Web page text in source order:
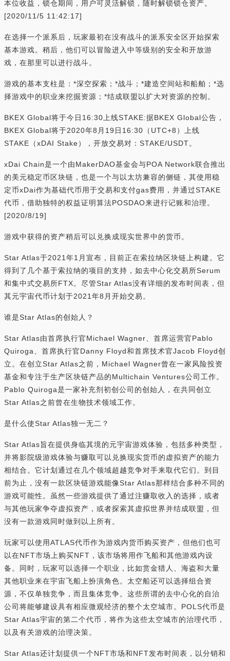
本位收益，锁仓期间，用户可灵活解锁，随时解锁锁仓资产。
[2020/11/5 11:42:17]
在选择一个派系后，玩家最初在没有战斗的派系安全区开始探索
基本游戏。稍后，他们可以冒险进入中等级别的安全和开放游
戏，在那里可以进行战斗。
游戏的基本支柱是：*深空探索；*战斗；*建造空间站和船舶；*选
择游戏中的职业来挖掘资源；*结成联盟以扩大对资源的控制。
BKEX Global将于今日16:30上线STAKE:据BKEX Global公告，
BKEX Global将于2020年8月19日16:30（UTC+8）上线
STAKE（xDAI Stake），开放交易对：STAKE/USDT。
xDai Chain是一个由MakerDAO基金会与POA Network联合推出
的美元稳定币区块链，也是一个与以太坊兼容的侧链，其使用稳
定币xDai作为基础代币用于交易和支付gas费用，并通过STAKE
代币，借助独特的权益证明算法POSDAO来进行记账和治理。
[2020/8/19]
游戏中获得的资产稍后可以兑换成现实世界中的货币。
Star Atlas于2021年1月宣布，目前正在索拉纳区块链上构建。它
得到了几个基于索拉纳的项目的支持，如去中心化交易所Serum
和集中式交易所FTX。尽管Star Atlas没有详细的发布时间表，但
其元宇宙代币计划于2021年8月开始交易。
谁是Star Atlas的创始人？
Star Atlas由首席执行官Michael Wagner、首席运营官Pablo
Quiroga、首席执行官Danny Floyd和首席技术官Jacob Floyd创
立。在创立Star Atlas之前，Michael Wagner曾在一家风险投资
基金和专注于生产区块链产品的Multichain Ventures公司工作。
Pablo Quiroga是一家补充剂初创公司的创始人，在共同创立
Star Atlas之前曾在生物技术领域工作。
是什么使Star Atlas独一无二？
Star Atlas旨在提供身临其境的元宇宙游戏体验，包括多种类型，
并将影院级游戏体验与赚取可以兑换现实货币的虚拟资产的能力
相结合。它计划通过在几个领域超越竞争对手来取代它们。到目
前为止，没有一款区块链游戏能像Star Atlas那样结合多种不同的
游戏可能性。虽然一些游戏提供了通过注赚取收入的选择，或者
与其他玩家争夺虚拟资产，或者探索其虚拟世界并结成联盟，但
没有一款游戏同时做到以上所有。
玩家可以使用ATLAS代币作为游戏内货币购买资产，但他们也可
以在NFT市场上购买NFT，该市场将用作飞船和其他游戏内设
备。同时，玩家可以选择一个职业，比如赏金猎人、海盗和大量
其他职业来在宇宙飞船上扮演角色。太空船还可以选择组合资
源，不仅单独竞争，而且集体竞争。这些所谓的去中心化的自治
公司将能够建设具有相应微观经济的整个太空城市。POLS代币是
Star Atlas宇宙的第二个代币，将作为这些太空城市的治理代币，
以及有关游戏的治理决策。
Star Atlas还计划提供一个NFT市场和NFT发布时间表，以分销和